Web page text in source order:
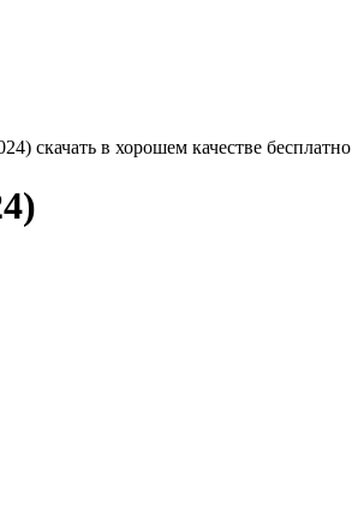
скачать в хорошем качестве бесплатно